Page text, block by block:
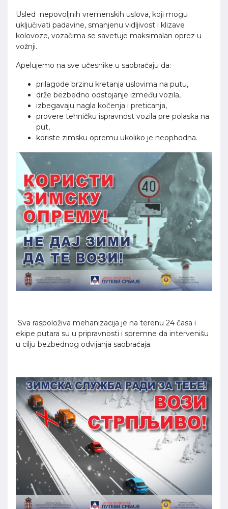
Usled nepovoljnih vremenskih uslova, koji mogu
uključivati padavine, smanjenu vidljivost i klizave
kolovoze, vozačima se savetuje maksimalan oprez u
vožnji.
Apelujemo na sve učesnike u saobraćaju da:
prilagode brzinu kretanja uslovima na putu,
drže bezbedno odstojanje između vozila,
izbegavaju nagla kočenja i preticanja,
provere tehničku ispravnost vozila pre polaska na
put,
koriste zimsku opremu ukoliko je neophodna.
Sva raspoloživa mehanizacija je na terenu 24 časa i
ekipe putara su u pripravnosti i spremne da intervenišu
u cilju bezbednog odvijanja saobraćaja.